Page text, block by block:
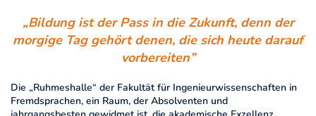
„Bildung ist der Pass in die Zukunft, denn der
morgige Tag gehört denen, die sich heute darauf
vorbereiten”
Die „Ruhmeshalle“ der Fakultät für Ingenieurwissenschaften in
Fremdsprachen, ein Raum, der Absolventen und